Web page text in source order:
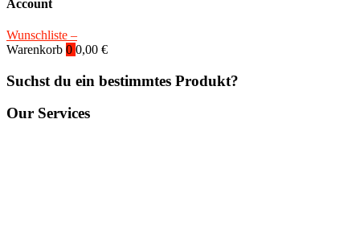
Account
Wunschliste –
Warenkorb 0 0,00 €
Suchst du ein bestimmtes Produkt?
Our Services